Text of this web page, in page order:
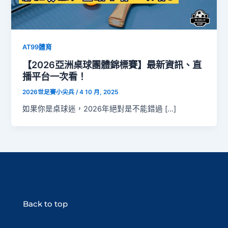
AT99體育
【2026亞洲桌球團體錦標賽】最新資訊、直
播平台一次看！
2026世足賽小尖兵/4 10 月, 2025
如果你是桌球迷，2026年絕對是不能錯過 […]
Back to top